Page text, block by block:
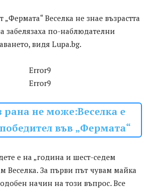
„Фермата“ Веселка не знае възрастта
забелязаха по-наблюдателни
видя Lupa.bg.
Error9
Error9
не може:Веселка е
във „Фермата“
е на „година и шест-седем
Веселка. За първи път чувам майка
начин на този въпрос. Все